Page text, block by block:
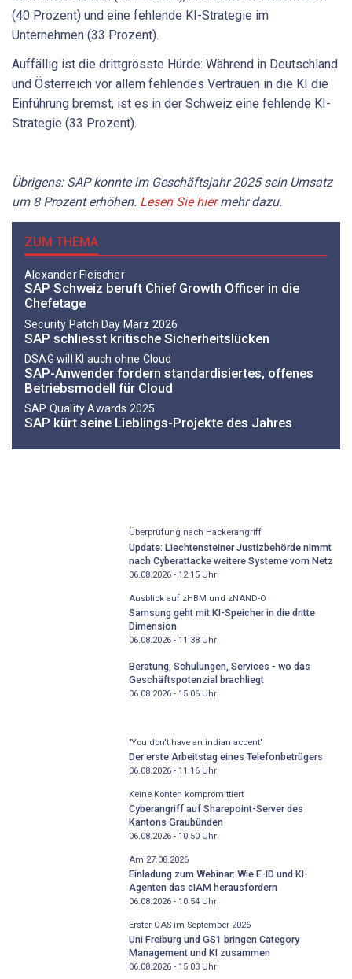
(40 Prozent) und eine fehlende KI-Strategie im
Unternehmen (33 Prozent).
Auffällig ist die drittgrösste Hürde: Während in Deutschland
und Österreich vor allem fehlendes Vertrauen in die KI die
Einführung bremst, ist es in der Schweiz eine fehlende KI-
Strategie (33 Prozent).
Übrigens: SAP konnte im Geschäftsjahr 2025 sein Umsatz
um 8 Prozent erhöhen. Lesen Sie hiermehr dazu.
ZUM THEMA
Alexander Fleischer
SAP Schweiz beruft Chief Growth Officer in die
Chefetage
Security Patch Day März 2026
SAP schliesst kritische Sicherheitslücken
DSAG will KI auch ohne Cloud
SAP-Anwender fordern standardisiertes, offenes
Betriebsmodell für Cloud
SAP Quality Awards 2025
SAP kürt seine Lieblings-Projekte des Jahres
Überprüfung nach Hackerangriff
Update: Liechtensteiner Justizbehörde nimmt
nach Cyberattacke weitere Systeme vom Netz
06.08.2026 - 12:15Uhr
Ausblick auf zHBM und zNAND-O
Samsung geht mit KI-Speicher in die dritte
Dimension
06.08.2026 - 11:38Uhr
Beratung, Schulungen, Services - wo das
Geschäftspotenzial brachliegt
06.08.2026 - 15:06Uhr
"You don't have an indian accent"
Der erste Arbeitstag eines Telefonbetrügers
06.08.2026 - 11:16Uhr
Keine Konten kompromittiert
Cyberangriff auf Sharepoint-Server des
Kantons Graubünden
06.08.2026 - 10:50Uhr
Am 27.08.2026
Einladung zum Webinar: Wie E-ID und KI-
Agenten das cIAM herausfordern
06.08.2026 - 10:54Uhr
Erster CAS im September 2026
Uni Freiburg und GS1 bringen Category
Management und KI zusammen
06.08.2026 - 15:03Uhr